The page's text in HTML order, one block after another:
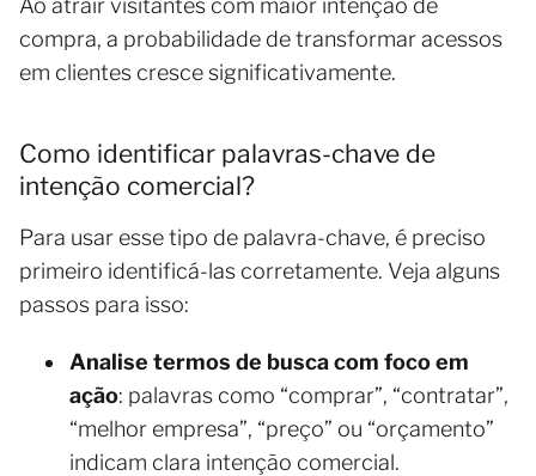
compra, a probabilidade de transformar acessos
em clientes cresce significativamente.
Como identificar palavras-chave de
intenção comercial?
Para usar esse tipo de palavra-chave, é preciso
primeiro identificá-las corretamente. Veja alguns
passos para isso:
Analise termos de busca com foco em
ação: palavras como “comprar”, “contratar”,
“melhor empresa”, “preço” ou “orçamento”
indicam clara intenção comercial.